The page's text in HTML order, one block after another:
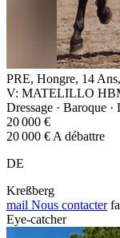
PRE, Hongre, 14
V: MATELILLO
Dressage · Baroque ·
20 000 €
20 000 € A débattre
DE
Kreßberg
mail Nous contacter
Eye-catcher